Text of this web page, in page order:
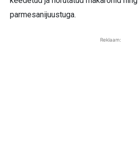
parmesanijuustuga.
Reklaam: